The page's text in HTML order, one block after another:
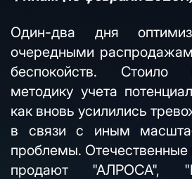
Один-два дня
очередными
беспокойств.
методику учета
как вновь усилились
в связи с иным
проблемы. Отечественные
продают "АЛРОСА",